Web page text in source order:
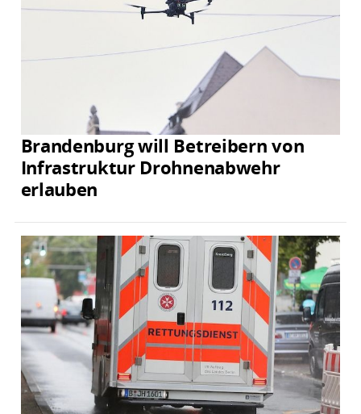
Brandenburg will Betreibern von
Infrastruktur Drohnenabwehr
erlauben